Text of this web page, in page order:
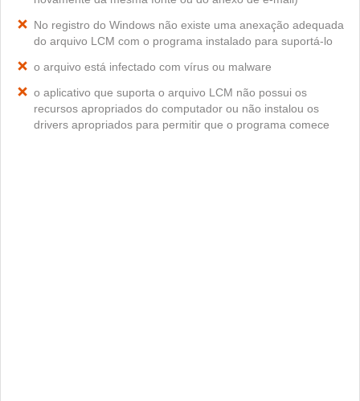
No registro do Windows não existe uma anexação adequada
do arquivo LCM com o programa instalado para suportá-lo
o arquivo está infectado com vírus ou malware
o aplicativo que suporta o arquivo LCM não possui os
recursos apropriados do computador ou não instalou os
drivers apropriados para permitir que o programa comece